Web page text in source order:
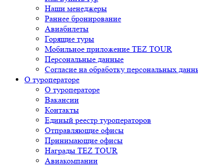
Наши менеджеры
Раннее бронирование
Авиабилеты
Горящие туры
Мобильное приложение TEZ TOUR
Персональные данные
Согласие на обработку персональных
О туроператоре
О туроператоре
Вакансии
Контакты
Единый реестр туроператоров
Отправляющие офисы
Принимающие офисы
Награды TEZ TOUR
Авиакомпании